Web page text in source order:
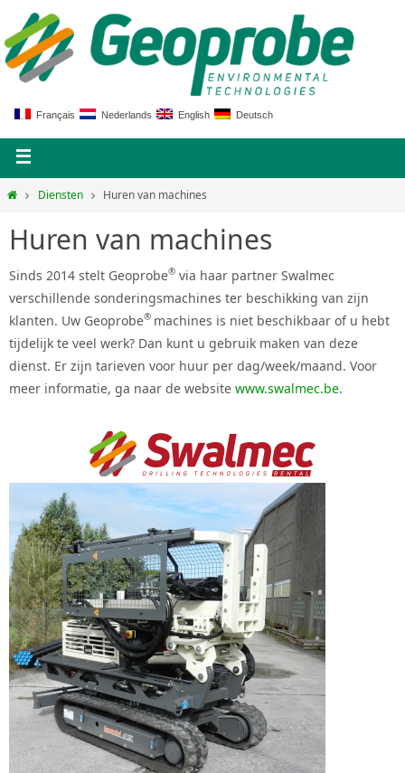
Français Nederlands English Deutsch
Diensten Huren van machines
Huren van machines
Sinds 2014 stelt Geoprobe® via haar partner Swalmec
verschillende sonderingsmachines ter beschikking van zijn
klanten. Uw Geoprobe® machines is niet beschikbaar of u hebt
tijdelijk te veel werk? Dan kunt u gebruik maken van deze
dienst. Er zijn tarieven voor huur per dag/week/maand. Voor
meer informatie, ga naar de website www.swalmec.be.